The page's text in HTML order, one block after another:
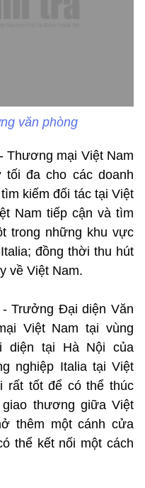
văn phòng
Thương mại Việt Nam
tối đa cho các doanh
kiếm đối tác tại Việt
Nam tiếp cận và tìm
trong những khu vực
Italia; đồng thời thu hút
về Việt Nam.
- Trưởng Đại diện Văn
Việt Nam tại vùng
diện tại Hà Nội của
nghiệp Italia tại Việt
rất tốt để có thể thúc
thương giữa Việt
thêm một cánh cửa
thể kết nối một cách